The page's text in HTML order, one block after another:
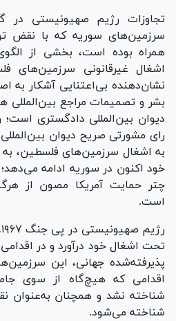
تجاوزات رژیم صهیونیستی در
همراه بوده است، بخشی از
اشغال غیرقانونی سرزمین‌های
نشان‌دهنده بی‌اعتنایی آشکار به
بشر و تصمیمات مراجع
دیوان بین‌المللی دادگستری
رای مشورتی صریح دیوان
به اشغال سرزمین‌های فلسطین، به
خود اکنون در سوریه ادامه می‌دهد؛
چتر حمایت آمریکا مصون از
است.
تحت اشغال خود درآورد و در اقدامی
پذیرفته‌شده جهانی، این
اقدامی که هیچ‌گاه از سوی
شناخته نشد و همچنان به‌عنوان
شناخته می‌شود.